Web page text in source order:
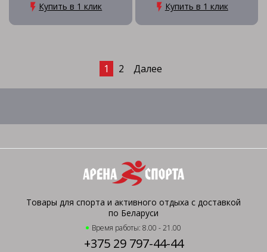
Купить в 1 клик Купить в 1 клик
1 2 Далее
Товары для спорта и активного отдыха с доставкой
по Беларуси
Время работы: 8.00 - 21.00
+375 29 797-44-44